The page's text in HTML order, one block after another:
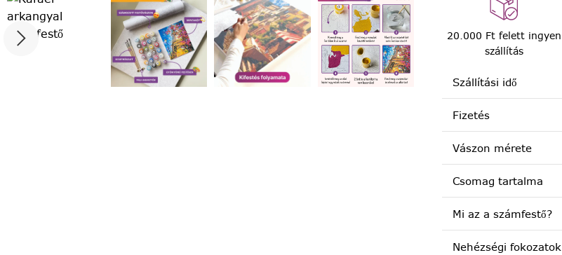
20.000 Ft felett ingyen
szállítás
Szállítási idő
Fizetés
Vászon mérete
Csomag tartalma
Mi az a számfestő?
Nehézségi fokozatok